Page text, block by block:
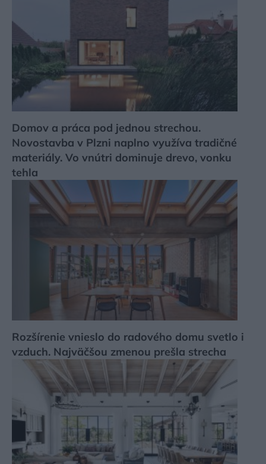
Domov a práca pod jednou strechou.
Novostavba v Plzni naplno využíva tradičné
materiály. Vo vnútri dominuje drevo, vonku
tehla
Rozšírenie vnieslo do radového domu svetlo i
vzduch. Najväčšou zmenou prešla strecha